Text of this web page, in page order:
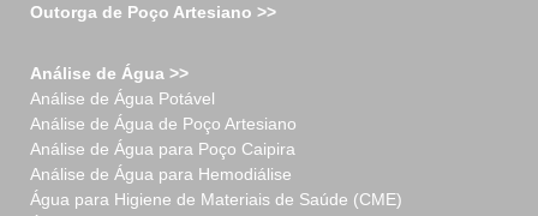
Outorga de Poço Artesiano >>
Análise de Água >>
Análise de Água Potável
Análise de Água de Poço Artesiano
Análise de Água para Poço Caipira
Análise de Água para Hemodiálise
Água para Higiene de Materiais de Saúde (CME)